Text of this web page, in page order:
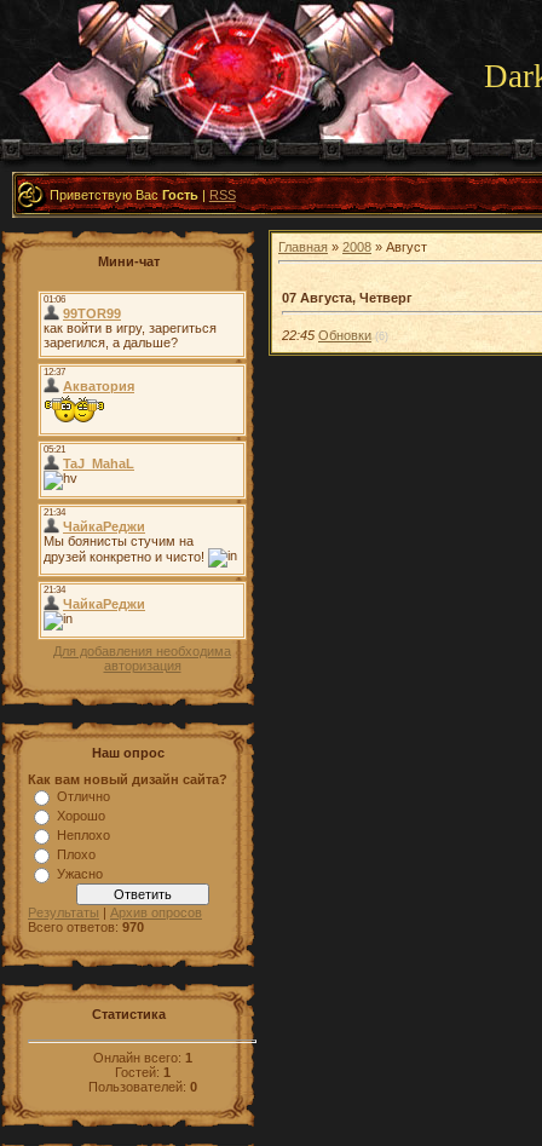
Приветствую Вас Гость|RSS
Мини-чат
Для добавления необходима
авторизация
Наш опрос
Как вам новый дизайн сайта?
Отлично
Хорошо
Неплохо
Плохо
Ужасно
Результаты | Архив опросов
Всего ответов: 970
Статистика
Онлайн всего: 1
Гостей: 1
Пользователей: 0
Главная » 2008 » Август
07 Августа, Четверг
22:45 Обновки (6)